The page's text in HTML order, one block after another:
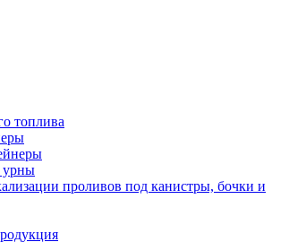
топлива
урны
проливов под канистры, бочки и